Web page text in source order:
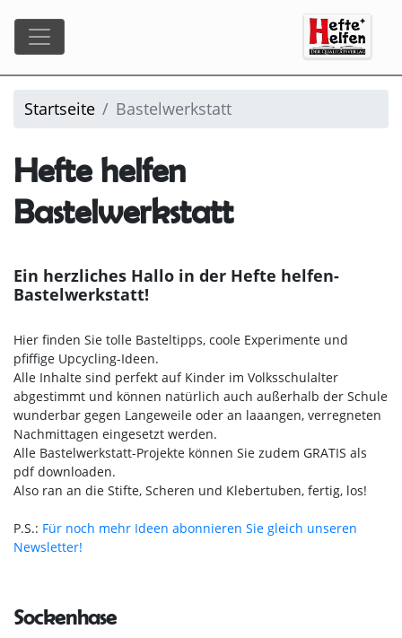
Startseite Bastelwerkstatt
Hefte helfen
Bastelwerkstatt
Ein herzliches Hallo in der Hefte helfen-
Bastelwerkstatt!
Hier finden Sie tolle Basteltipps, coole Experimente und
pfiffige Upcycling-Ideen.
Alle Inhalte sind perfekt auf Kinder im Volksschulalter
abgestimmt und können natürlich auch außerhalb der Schule
wunderbar gegen Langeweile oder an laaangen, verregneten
Nachmittagen eingesetzt werden.
Alle Bastelwerkstatt-Projekte können Sie zudem GRATIS als
pdf downloaden.
Also ran an die Stifte, Scheren und Klebertuben, fertig, los!
P.S.: Für noch mehr Ideen abonnieren Sie gleich unseren
Newsletter!
Sockenhase